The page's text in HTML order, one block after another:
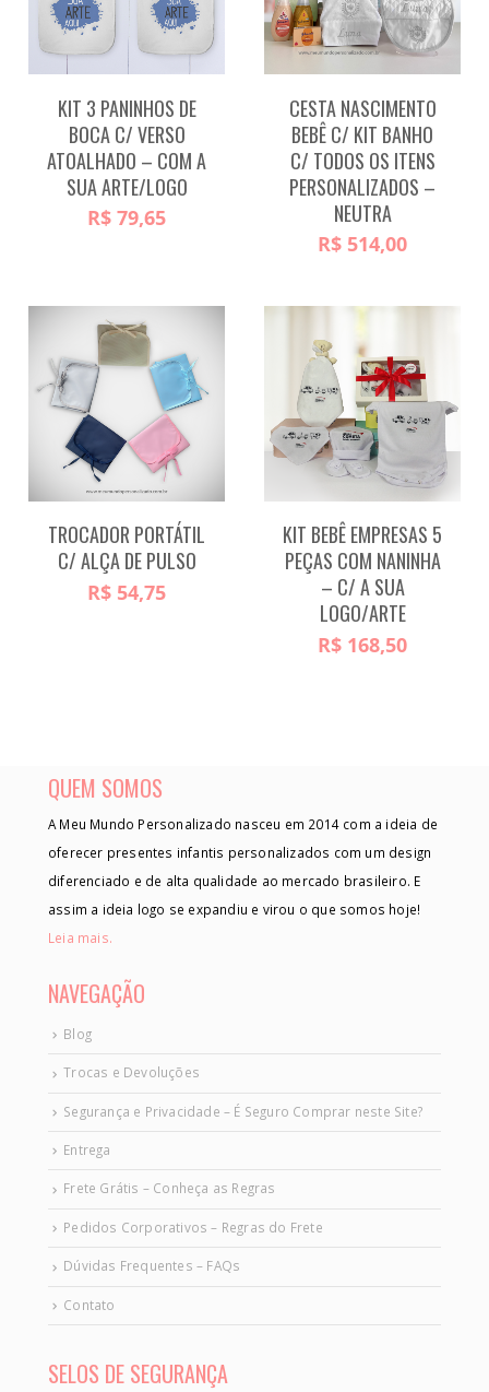
KIT 3 PANINHOS DE
BOCA C/ VERSO
ATOALHADO – COM A
SUA ARTE/LOGO
R$79,65
CESTA NASCIMENTO
BEBÊ C/ KIT BANHO
C/ TODOS OS ITENS
PERSONALIZADOS –
NEUTRA
R$514,00
TROCADOR PORTÁTIL
C/ ALÇA DE PULSO
R$54,75
KIT BEBÊ EMPRESAS 5
PEÇAS COM NANINHA
– C/ A SUA
LOGO/ARTE
R$168,50
QUEM SOMOS
A Meu Mundo Personalizado nasceu em 2014 com a ideia de
oferecer presentes infantis personalizados com um design
diferenciado e de alta qualidade ao mercado brasileiro. E
assim a ideia logo se expandiu e virou o que somos hoje!
Leia mais.
NAVEGAÇÃO
Blog
Trocas e Devoluções
Segurança e Privacidade – É Seguro Comprar neste Site?
Entrega
Frete Grátis – Conheça as Regras
Pedidos Corporativos – Regras do Frete
Dúvidas Frequentes – FAQs
Contato
SELOS DE SEGURANÇA